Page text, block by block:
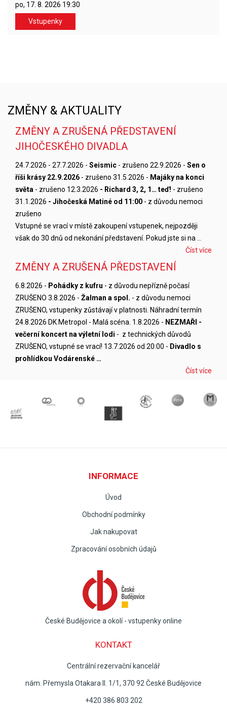
po, 17. 8. 2026 19:30
Vstupenky
ZMĚNY & AKTUALITY
ZMĚNY A ZRUŠENÁ PŘEDSTAVENÍ
JIHOČESKÉHO DIVADLA
24.7.2026 - 27.7.2026 - Seismic - zrušeno 22.9.2026 - Sen o
říši krásy 22.9.2026 - zrušeno 31.5.2026 - Majáky na konci
světa - zrušeno 12.3.2026 - Richard 3, 2, 1… teď! - zrušeno
31.1.2026 - Jihočeská Matiné od 11:00 - z důvodu nemoci
zrušeno
Vstupné se vrací v místě zakoupení vstupenek, nejpozději
však do 30 dnů od nekonání představení. Pokud jste si na …
Číst více
ZMĚNY A ZRUŠENÁ PŘEDSTAVENÍ
6.8.2026 - Pohádky z kufru - z důvodu nepřízně počasí
ZRUŠENO 3.8.2026 - Žalman a spol. - z důvodu nemoci
ZRUŠENO, vstupenky zůstávají v platnosti. Náhradní termín
24.8.2026 DK Metropol - Malá scéna. 1.8.2026 - NEZMAŘI -
večerní koncert na výletní lodi - z technických důvodů
ZRUŠENO, vstupné se vrací! 13.7.2026 od 20:00 - Divadlo s
prohlídkou Vodárenské …
Číst více
INFORMACE
Úvod
Obchodní podmínky
Jak nakupovat
Zpracování osobních údajů
České Budějovice a okolí - vstupenky online
KONTAKT
Centrální rezervační kancelář
nám. Přemysla Otakara II. 1/1, 370 92 České Budějovice
+420 386 803 202